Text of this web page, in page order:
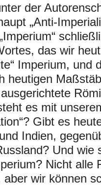
der
„Anti-
das wir
Imperium, und
heutigen
es mit
Gibt es
Indien,
Und wie
Nicht alle
wir können